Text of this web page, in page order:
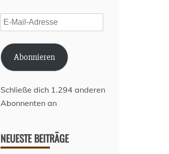
E-
Mail-
Adresse
Abonnieren
Schließe dich 1.294 anderen
Abonnenten an
NEUESTE BEITRÄGE